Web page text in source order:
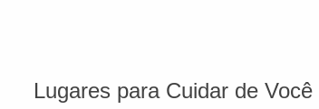
Lugares para Cuidar de Você